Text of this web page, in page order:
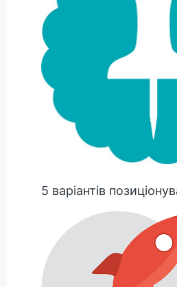
5 варіантів